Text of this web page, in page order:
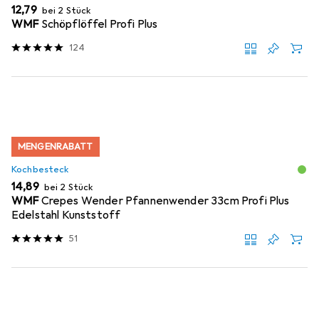
EUR
12,79 bei 2 Stück
WMF Schöpflöffel Profi Plus
124
MENGENRABATT
Kochbesteck
EUR
14,89 bei 2 Stück
WMFCrepes Wender Pfannenwender 33cm Profi Plus
Edelstahl Kunststoff
51